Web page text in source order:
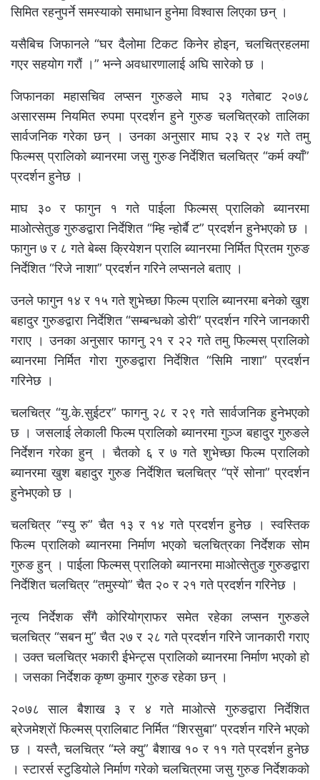
सिमित रहनुपर्ने समस्याको समाधान हुनेमा विश्वास लिएका छन् ।
यसैबिच जिफानले “घर दैलोमा टिकट किनेर होइन, चलचित्रहलमा
गएर सहयोग गरौं ।” भन्ने अवधारणालाई अघि सारेको छ ।
जिफानका महासचिव लप्सन गुरुङले माघ २३ गतेबाट २०७८
असारसम्म नियमित रुपमा प्रदर्शन हुने गुरुङ चलचित्रको तालिका
सार्वजनिक गरेका छन् । उनका अनुसार माघ २३ र २४ गते तमु
फिल्मस् प्रालिको ब्यानरमा जसु गुरुङ निर्देशित चलचित्र “कर्म क्याँ”
प्रदर्शन हुनेछ ।
माघ ३० र फागुन १ गते पाईला फिल्मस् प्रालिको ब्यानरमा
माओत्सेतुङ गुरुङद्वारा निर्देशित “म्हि न्होर्बै ट” प्रदर्शन हुनेभएको छ ।
फागुन ७ र ८ गते बेब्स क्रियेशन प्रालि ब्यानरमा निर्मित प्रितम गुरुङ
निर्देशित “रिजे नाशा” प्रदर्शन गरिने लप्सनले बताए ।
उनले फागुन १४ र १५ गते शुभेच्छा फिल्म प्रालि ब्यानरमा बनेको खुश
बहादुर गुरुङद्वारा निर्देशित “सम्बन्धको डोरी” प्रदर्शन गरिने जानकारी
गराए । उनका अनुसार फागनु २१ र २२ गते तमु फिल्मस् प्रालिको
ब्यानरमा निर्मित गोरा गुरुङद्वारा निर्देशित “सिमि नाशा” प्रदर्शन
गरिनेछ ।
चलचित्र “यु.के.सुईटर” फागनु २८ र २९ गते सार्वजनिक हुनेभएको
छ । जसलाई लेकाली फिल्म प्रालिको ब्यानरमा गुञ्ज बहादुर गुरुङले
निर्देशन गरेका हुन् । चैतको ६ र ७ गते शुभेच्छा फिल्म प्रालिको
ब्यानरमा खुश बहादुर गुरुङ निर्देशित चलचित्र “प्रें सोना” प्रदर्शन
हुनेभएको छ ।
चलचित्र “स्यु रु” चैत १३ र १४ गते प्रदर्शन हुनेछ । स्वस्तिक
फिल्म प्रालिको ब्यानरमा निर्माण भएको चलचित्रका निर्देशक सोम
गुरुङ हुन् । पाईला फिल्मस् प्रालिको ब्यानरमा माओत्सेतुङ गुरुङद्वारा
निर्देशित चलचित्र “तमुस्यो” चैत २० र २१ गते प्रदर्शन गरिनेछ ।
नृत्य निर्देशक सँगै कोरियोग्राफर समेत रहेका लप्सन गुरुङले
चलचित्र “सबन मु” चैत २७ र २८ गते प्रदर्शन गरिने जानकारी गराए
। उक्त चलचित्र भकारी ईभेन्ट्स प्रालिको ब्यानरमा निर्माण भएको हो
। जसका निर्देशक कृष्ण कुमार गुरुङ रहेका छन् ।
२०७८ साल बैशाख ३ र ४ गते माओत्से गुरुङद्वारा निर्देशित
ब्रेजमेश्रों फिल्मस् प्रालिबाट निर्मित “शिरसुबा” प्रदर्शन गरिने भएको
छ । यस्तै, चलचित्र “म्ले क्यु” बैशाख १० र ११ गते प्रदर्शन हुनेछ
। स्टारर्स स्टुडियोले निर्माण गरेको चलचित्रमा जसु गुरुङ निर्देशकको